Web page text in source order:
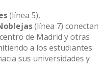
(línea 5),
(línea 7) conectan
de Madrid y otras
a los estudiantes
sus universidades y